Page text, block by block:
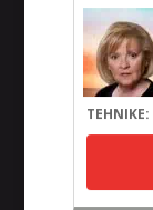
TEHNIKE: